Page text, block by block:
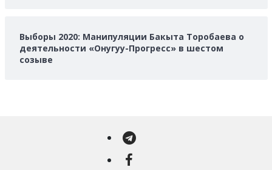
Выборы 2020: Манипуляции Бакыта Торобаева о
деятельности «Онугуу-Прогресс» в шестом
созыве
Telegram
Facebook